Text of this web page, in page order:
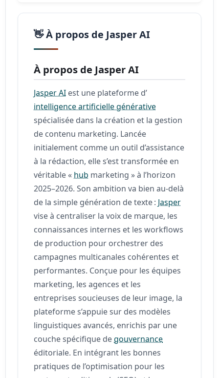
👋 À propos de Jasper AI
À propos de Jasper AI
Jasper AI est une plateforme d’
intelligence artificielle générative
spécialisée dans la création et la gestion
de contenu marketing. Lancée
initialement comme un outil d’assistance
à la rédaction, elle s’est transformée en
véritable « hub marketing » à l’horizon
2025–2026. Son ambition va bien au-delà
de la simple génération de texte : Jasper
vise à centraliser la voix de marque, les
connaissances internes et les workflows
de production pour orchestrer des
campagnes multicanales cohérentes et
performantes. Conçue pour les équipes
marketing, les agences et les
entreprises soucieuses de leur image, la
plateforme s’appuie sur des modèles
linguistiques avancés, enrichis par une
couche spécifique degouvernance
éditoriale. En intégrant les bonnes
pratiques de l’optimisation pour les